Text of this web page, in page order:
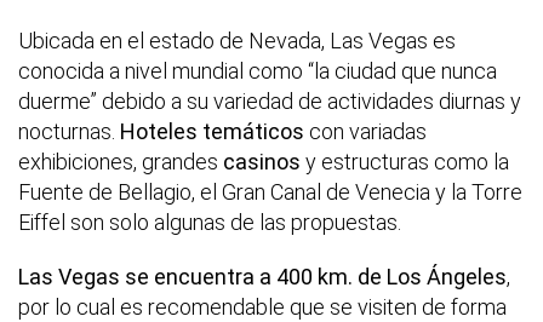
Ubicada en el estado de Nevada, Las Vegas es
conocida a nivel mundial como “la ciudad que nunca
duerme” debido a su variedad de actividades diurnas y
nocturnas. Hoteles temáticos con variadas
exhibiciones, grandes casinos y estructuras como la
Fuente de Bellagio, el Gran Canal de Venecia y la Torre
Eiffel son solo algunas de las propuestas.
Las Vegas se encuentra a 400 km. de Los Ángeles,
por lo cual es recomendable que se visiten de forma